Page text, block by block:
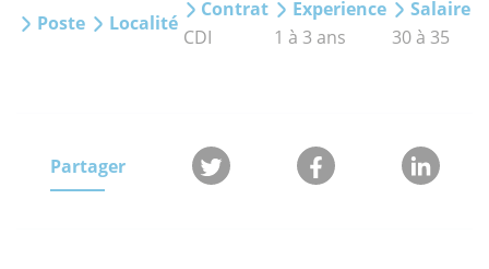
Poste Localité
Contrat
CDI
Experience
1 à 3 ans
Salaire
30 à 35
Partager